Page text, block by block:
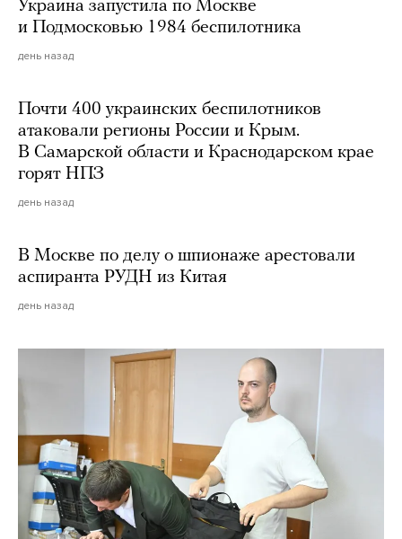
Украина запустила по Москве
и Подмосковью 1984 беспилотника
день назад
Почти 400 украинских беспилотников
атаковали регионы России и Крым.
В Самарской области и Краснодарском крае
горят НПЗ
день назад
В Москве по делу о шпионаже арестовали
аспиранта РУДН из Китая
день назад